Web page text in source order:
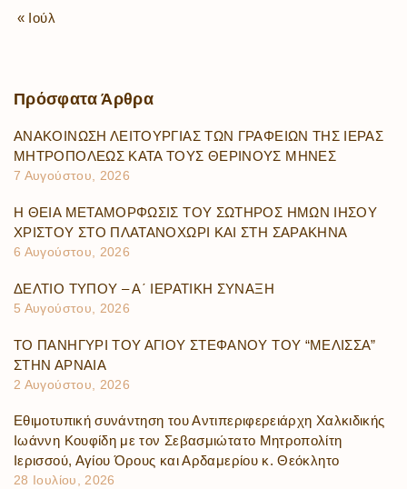
« Ιούλ
Πρόσφατα Άρθρα
ΑΝΑΚΟΙΝΩΣΗ ΛΕΙΤΟΥΡΓΙΑΣ ΤΩΝ ΓΡΑΦΕΙΩΝ ΤΗΣ ΙΕΡΑΣ
ΜΗΤΡΟΠΟΛΕΩΣ ΚΑΤΑ ΤΟΥΣ ΘΕΡΙΝΟΥΣ ΜΗΝΕΣ
7 Αυγούστου, 2026
Η ΘΕΙΑ ΜΕΤΑΜΟΡΦΩΣΙΣ ΤΟΥ ΣΩΤΗΡΟΣ ΗΜΩΝ ΙΗΣΟΥ
ΧΡΙΣΤΟΥ ΣΤΟ ΠΛΑΤΑΝΟΧΩΡΙ ΚΑΙ ΣΤΗ ΣΑΡΑΚΗΝΑ
6 Αυγούστου, 2026
ΔΕΛΤΙΟ ΤΥΠΟΥ – Α΄ ΙΕΡΑΤΙΚΗ ΣΥΝΑΞΗ
5 Αυγούστου, 2026
ΤΟ ΠΑΝΗΓΥΡΙ ΤΟΥ ΑΓΙΟΥ ΣΤΕΦΑΝΟΥ ΤΟΥ “ΜΕΛΙΣΣΑ”
ΣΤΗΝ ΑΡΝΑΙΑ
2 Αυγούστου, 2026
Εθιμοτυπική συνάντηση του Αντιπεριφερειάρχη Χαλκιδικής
Ιωάννη Κουφίδη με τον Σεβασμιώτατο Μητροπολίτη
Ιερισσού, Αγίου Όρους και Αρδαμερίου κ. Θεόκλητο
28 Ιουλίου, 2026